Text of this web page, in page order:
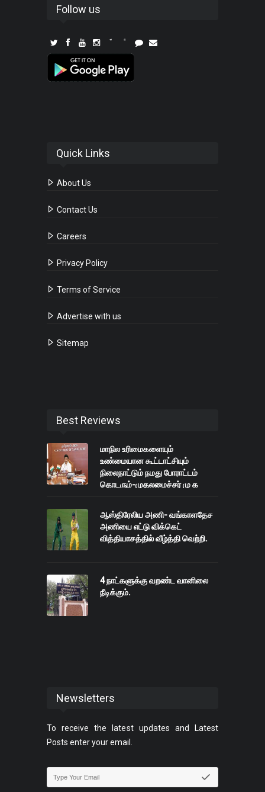
Follow us
Quick Links
About Us
Contact Us
Careers
Privacy Policy
Terms of Service
Advertise with us
Sitemap
Best Reviews
மாநில உரிமைகளையும்
உண்மையான கூட்டாட்சியும்
நிலைநாட்டும் நமது போராட்டம்
தொடரும்-முதலமைச்சர் மு க
ஆஸ்திரேலிய அணி- வங்காளதேச
அணியை எட்டு விக்கெட்
வித்தியாசத்தில் வீழ்த்தி வெற்றி.
4 நாட்களுக்கு வறண்ட வானிலை
நீடிக்கும்.
Newsletters
To receive the latest updates and Latest
Posts enter your email.